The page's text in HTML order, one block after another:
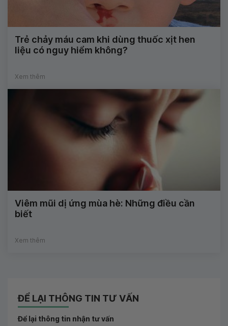
Trẻ chảy máu cam khi dùng thuốc xịt hen
liệu có nguy hiểm không?
Xem thêm
Viêm mũi dị ứng mùa hè: Những điều cần
biết
Xem thêm
ĐỂ LẠI THÔNG TIN TƯ VẤN
Để lại thông tin nhận tư vấn